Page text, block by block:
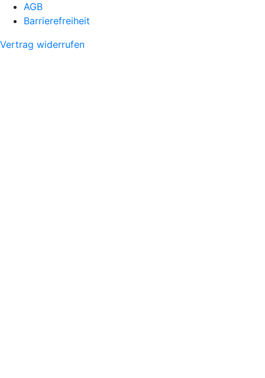
AGB
Barrierefreiheit
Vertrag widerrufen